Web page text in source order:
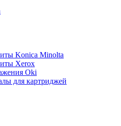
Konica Minolta
Xerox
Oki
для картриджей